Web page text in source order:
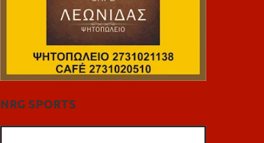
NRG SPORTS